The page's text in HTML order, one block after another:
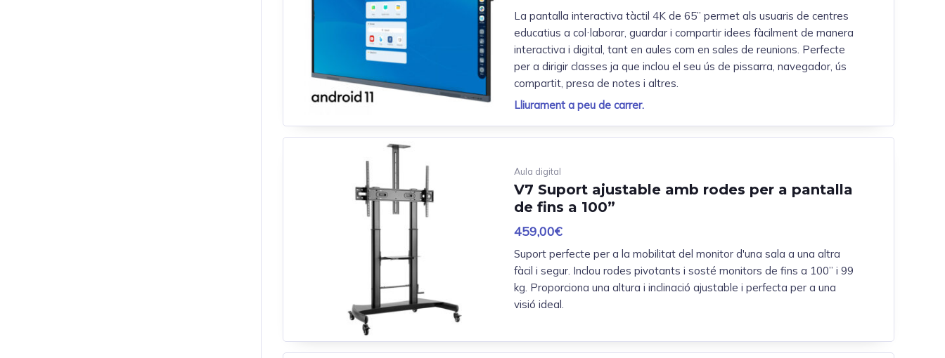
La pantalla interactiva tàctil 4K de 65” permet als usuaris de centres
educatius a col·laborar, guardar i compartir idees fàcilment de manera
interactiva i digital, tant en aules com en sales de reunions. Perfecte
per a dirigir classes ja que inclou el seu ús de pissarra, navegador, ús
compartit, presa de notes i altres.
Lliurament a peu de carrer.
Aula digital
V7 Suport ajustable amb rodes per a pantalla
de fins a 100”
459,00€
Suport perfecte per a la mobilitat del monitor d'una sala a una altra
fàcil i segur. Inclou rodes pivotants i sosté monitors de fins a 100” i 99
kg. Proporciona una altura i inclinació ajustable i perfecta per a una
visió ideal.